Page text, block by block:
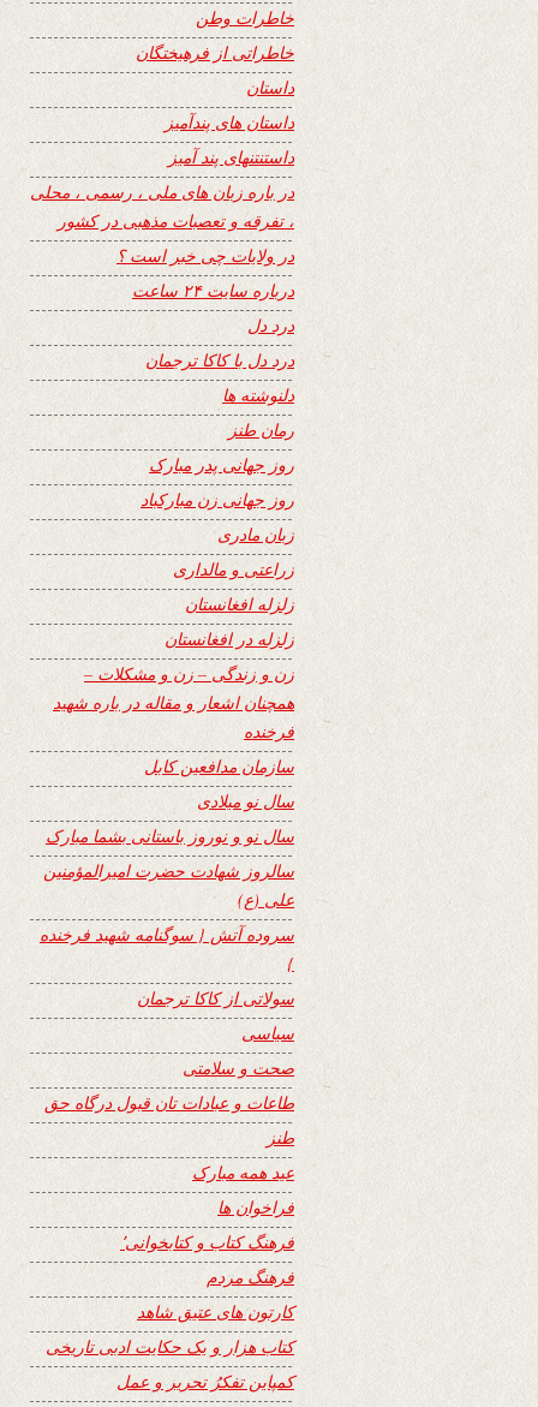
خاطرات وطن
خاطراتی از فرهیختگان
داستان
داستان های پندآمیز
داستنتنهای پند آمیز
در باره زبان های ملی ، رسمی ، محلی
، تفرقه و تعصبات مذهبی در کشور
در ولایات چی خبر است ؟
درباره سایت ۲۴ ساعت
درد دل
درد دل با کاکا ترجمان
دلنوشته ها
رمان طنز
روز جهانی پدر مبارک
روز جهانی زن مبارکباد
زبان مادری
زراعتی و مالداری
زلزله افغانستان
زلزله در افغانستان
زن و زندگی – زن و مشکلات –
همچنان اشعار و مقاله در باره شهید
فرخنده
سازمان مدافعین کابل
سال نو میلادی
سال نو و نوروز باستانی بشما مبارک
سالروز شهادت حضرت امیرالمؤمنین
علی (ع)
سروده آتش { سوگنامه شهید فرخنده
}
سولاتی از کاکا ترجمان
سیاسی
صحت و سلامتی
طاعات و عبادات تان قبول درگاه حق
طنز
عید همه مبارک
فراخوان ها
فرهنگ کتاب و کتابخوانی٬
فرهنگ مردم
کارتون های عتیق شاهد
کتاب هزار و یک حکایت ادبی تاریخی
کمپاین تفکرُ تحریر و عمل